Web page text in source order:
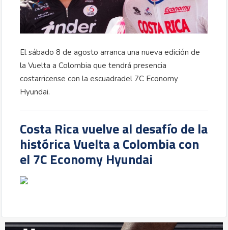
El sábado 8 de agosto arranca una nueva edición de
la Vuelta a Colombia que tendrá presencia
costarricense con la escuadradel 7C Economy
Hyundai.
Costa Rica vuelve al desafío de la
histórica Vuelta a Colombia con
el 7C Economy Hyundai